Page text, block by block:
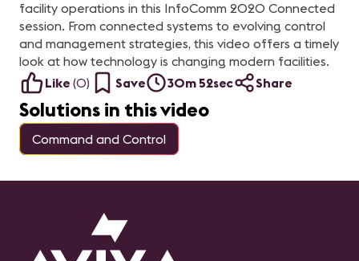
audio, video, control,
acústica, automatización,
control de iluminación y
aire acondicionado. Julián
Toro, Director Comercial
de la compañía
integradora Smart Box
SAS, presentará en este
webinar el proyecto de
tecnología corporativa y
todo lo que ha implicado.
Presentador: Julián Toro,
facility operations in this InfoComm 2020 Connected
session. From connected systems to evolving control
and management strategies, this video offers a timely
look at how technology is changing modern facilities.
Like (0) Save 30m 52sec Share
Solutions in this video
Command and Control